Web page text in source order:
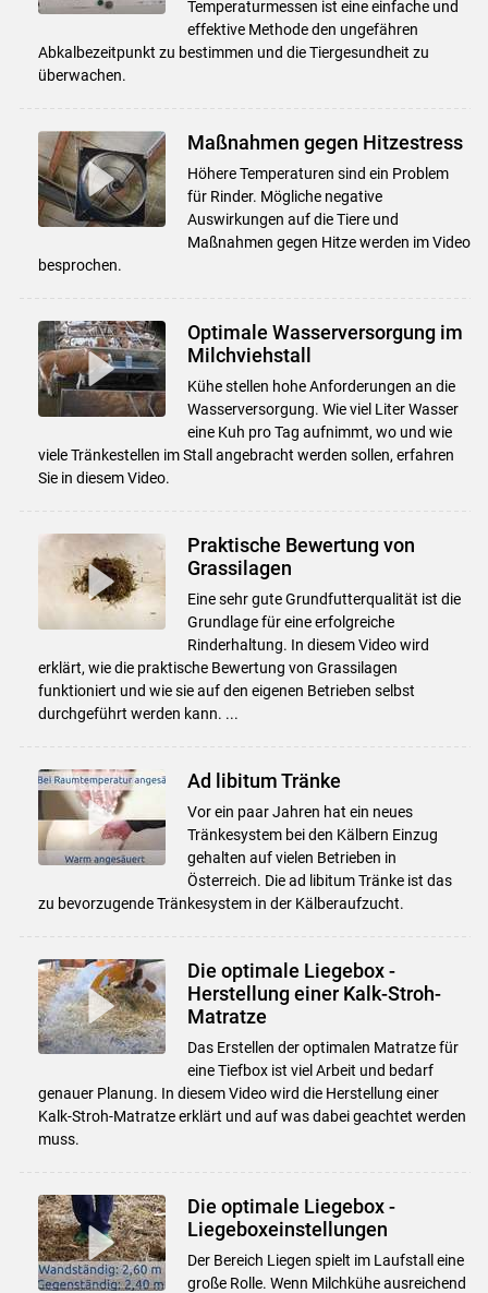
Temperaturmessen ist eine einfache und
effektive Methode den ungefähren
Abkalbezeitpunkt zu bestimmen und die Tiergesundheit zu
überwachen.
Maßnahmen gegen Hitzestress
Höhere Temperaturen sind ein Problem
für Rinder. Mögliche negative
Auswirkungen auf die Tiere und
Maßnahmen gegen Hitze werden im Video
besprochen.
Optimale Wasserversorgung im
Milchviehstall
Kühe stellen hohe Anforderungen an die
Wasserversorgung. Wie viel Liter Wasser
eine Kuh pro Tag aufnimmt, wo und wie
viele Tränkestellen im Stall angebracht werden sollen, erfahren
Sie in diesem Video.
Praktische Bewertung von
Grassilagen
Eine sehr gute Grundfutterqualität ist die
Grundlage für eine erfolgreiche
Rinderhaltung. In diesem Video wird
erklärt, wie die praktische Bewertung von Grassilagen
funktioniert und wie sie auf den eigenen Betrieben selbst
durchgeführt werden kann. ...
Ad libitum Tränke
Vor ein paar Jahren hat ein neues
Tränkesystem bei den Kälbern Einzug
gehalten auf vielen Betrieben in
Österreich. Die ad libitum Tränke ist das
zu bevorzugende Tränkesystem in der Kälberaufzucht.
Die optimale Liegebox -
Herstellung einer Kalk-Stroh-
Matratze
Das Erstellen der optimalen Matratze für
eine Tiefbox ist viel Arbeit und bedarf
genauer Planung. In diesem Video wird die Herstellung einer
Kalk-Stroh-Matratze erklärt und auf was dabei geachtet werden
muss.
Die optimale Liegebox -
Liegeboxeinstellungen
Der Bereich Liegen spielt im Laufstall eine
große Rolle. Wenn Milchkühe ausreichend